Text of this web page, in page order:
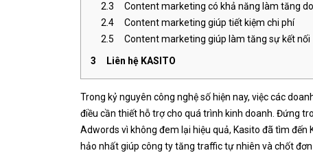
2.3
Content marketing có khả năng làm tăng
2.4
Content marketing giúp tiết kiệm chi phí
2.5
Content marketing giúp làm tăng sự kết nối
3
Liên hệ KASITO
Trong kỷ nguyên công nghệ số hiện nay, việc các
điều cần thiết hỗ trợ cho quá trình kinh doanh. Đứng
Adwords vì không đem lại hiệu quả, Kasito đã tìm
hảo nhất giúp công ty tăng traffic tự nhiên và chốt
Thiết Kế LoGo Cho Công Ty TNHH
THA Holdings
Thiết Kế Logo Cho Công Ty TNHH
TTT
Và Hạnh